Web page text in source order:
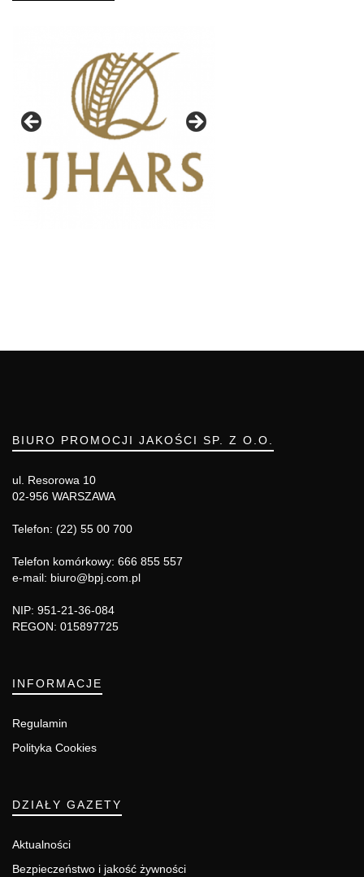
BIURO PROMOCJI JAKOŚCI SP. Z O.O.
ul. Resorowa 10
02-956 WARSZAWA
Telefon: (22) 55 00 700
Telefon komórkowy: 666 855 557
e-mail: biuro@bpj.com.pl
NIP: 951-21-36-084
REGON: 015897725
INFORMACJE
Regulamin
Polityka Cookies
DZIAŁY GAZETY
Aktualności
Bezpieczeństwo i jakość żywności